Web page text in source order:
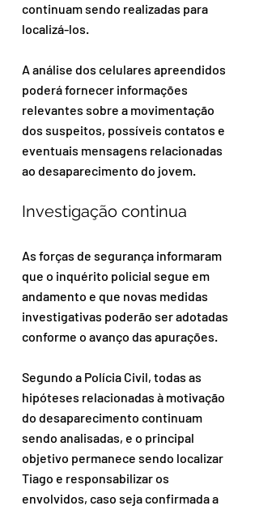
continuam sendo realizadas para
localizá-los.
A análise dos celulares apreendidos
poderá fornecer informações
relevantes sobre a movimentação
dos suspeitos, possíveis contatos e
eventuais mensagens relacionadas
ao desaparecimento do jovem.
Investigação continua
As forças de segurança informaram
que o inquérito policial segue em
andamento e que novas medidas
investigativas poderão ser adotadas
conforme o avanço das apurações.
Segundo a Polícia Civil, todas as
hipóteses relacionadas à motivação
do desaparecimento continuam
sendo analisadas, e o principal
objetivo permanece sendo localizar
Tiago e responsabilizar os
envolvidos, caso seja confirmada a